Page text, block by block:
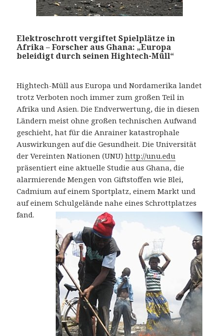
Elektroschrott vergiftet Spielplätze in
Afrika – Forscher aus Ghana: „Europa
beleidigt durch seinen Hightech-Müll“
Hightech-Müll aus Europa und Nordamerika landet
trotz Verboten noch immer zum großen Teil in
Afrika und Asien. Die Endverwertung, die in diesen
Ländern meist ohne großen technischen Aufwand
geschieht, hat für die Anrainer katastrophale
Auswirkungen auf die Gesundheit. Die Universität
der Vereinten Nationen (UNU)http://unu.edu
präsentiert eine aktuelle Studie aus Ghana, die
alarmierende Mengen von Giftstoffen wie Blei,
Cadmium auf einem Sportplatz, einem Markt und
auf einem Schulgelände nahe eines Schrottplatzes
fand.